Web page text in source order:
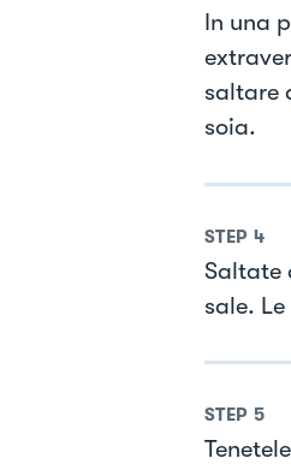
In una
saltare
soia.
STEP 4
Saltate
sale.
STEP 5